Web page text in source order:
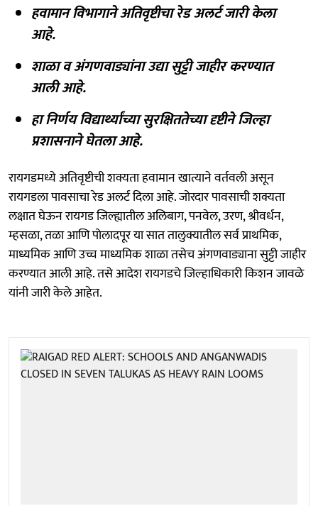
हवामान विभागाने अतिवृष्टीचा रेड अलर्ट जारी केला
आहे.
शाळा व अंगणवाड्यांना उद्या सुट्टी जाहीर करण्यात
आली आहे.
हा निर्णय विद्यार्थ्यांच्या सुरक्षिततेच्या दृष्टीने जिल्हा
प्रशासनाने घेतला आहे.
रायगडमध्ये अतिवृष्टीची शक्यता हवामान खात्याने वर्तवली असून
रायगडला पावसाचा रेड अलर्ट दिला आहे. जोरदार पावसाची शक्यता
लक्षात घेऊन रायगड जिल्ह्यातील अलिबाग, पनवेल, उरण, श्रीवर्धन,
म्हसळा, तळा आणि पोलादपूर या सात तालुक्यातील सर्व प्राथमिक,
माध्यमिक आणि उच्च माध्यमिक शाळा तसेच अंगणवाड्याना सुट्टी जाहीर
करण्यात आली आहे. तसे आदेश रायगडचे जिल्हाधिकारी किशन जावळे
यांनी जारी केले आहेत.